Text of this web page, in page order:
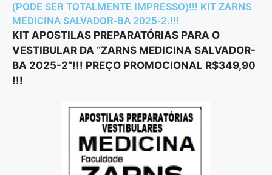
(PODE SER TOTALMENTE IMPRESSO)!!! KIT ZARNS
MEDICINA SALVADOR-BA 2025-2.!!!
KIT APOSTILAS PREPARATÓRIAS PARA O
VESTIBULAR DA “ZARNS MEDICINA SALVADOR-
BA 2025-2”!!! PREÇO PROMOCIONAL R$349,90
!!!